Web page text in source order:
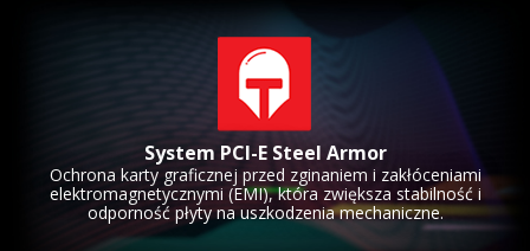
System PCI-E Steel Armor
Ochrona karty graficznej przed zginaniem i zakłóceniami
elektromagnetycznymi (EMI), która zwiększa stabilność i
odporność płyty na uszkodzenia mechaniczne.